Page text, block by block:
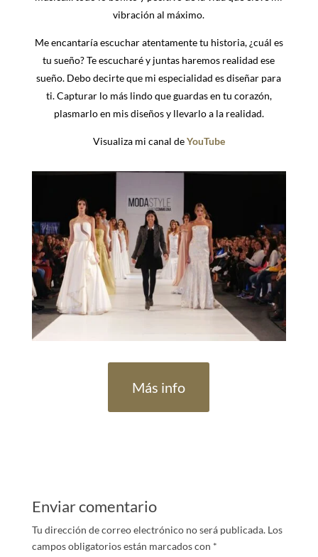
vibración al máximo.
Me encantaría escuchar atentamente tu historia, ¿cuál es
tu sueño? Te escucharé y juntas haremos realidad ese
sueño. Debo decirte que mi especialidad es diseñar para
ti. Capturar lo más lindo que guardas en tu corazón,
plasmarlo en mis diseños y llevarlo a la realidad.
Visualiza mi canal deYouTube
Más info
Enviar comentario
Tu dirección de correo electrónico no será publicada. Los
campos obligatorios están marcados con *